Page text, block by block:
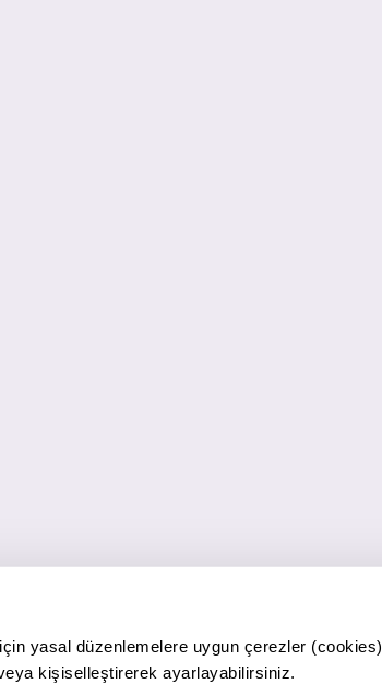
yasal düzenlemelere uygun çerezler (cookies)
kişiselleştirerek ayarlayabilirsiniz.